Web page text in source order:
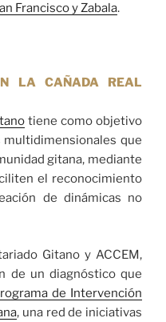
Francisco y Zabala.
LA CAÑADA REAL
tiene como objetivo
que
gitana, mediante
el reconocimiento
de dinámicas no
Gitano y ACCEM,
de un diagnóstico que
de Intervención
, una red de iniciativas